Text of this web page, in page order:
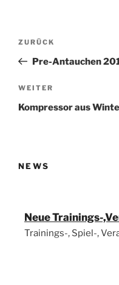
Beitragsnavigation
Vorheriger
Beitrag
ZURÜCK
Pre-Antauchen
Nächster
Beitrag
WEITER
Kompressor aus
NEWS
Neue Trainings-
Trainings-, Spiel-,